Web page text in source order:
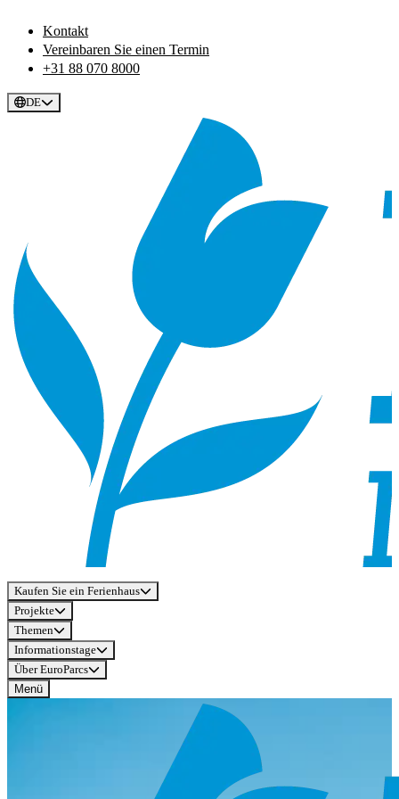
Kontakt
Vereinbaren Sie einen Termin
+31 88 070 8000
DE
Kaufen Sie ein Ferienhaus
Projekte
Themen
Informationstage
Über EuroParcs
Menü